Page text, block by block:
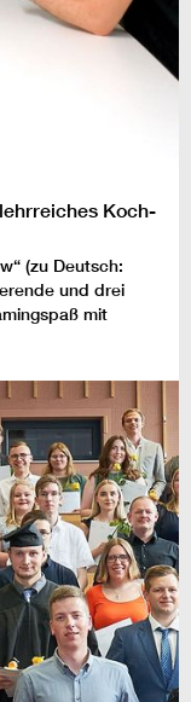
Koch-
(zu Deutsch:
und drei
mit